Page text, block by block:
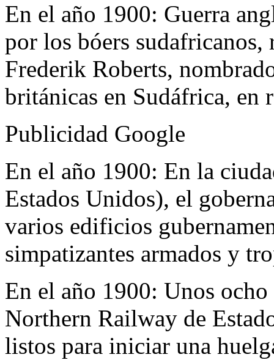
En el año 1900: Guerra
por los bóers sudafricanos,
Frederik Roberts,
británicas en Sudáfrica, en
Publicidad Google
En el año 1900: En la
Estados Unidos), el
varios edificios
simpatizantes armados y
En el año 1900: Unos
Northern Railway de
listos para iniciar una